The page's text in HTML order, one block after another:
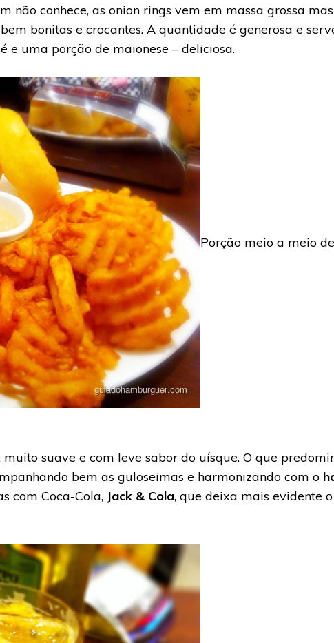
não conhece, as onion rings vem em massa grossa
bonitas e crocantes. A quantidade é generosa e
e uma porção de maionese – deliciosa.
Porção meio a meio
muito suave e com leve sabor do uísque. O que
bem as guloseimas e harmonizando com o
com Coca-Cola, Jack & Cola, que deixa mais evidente